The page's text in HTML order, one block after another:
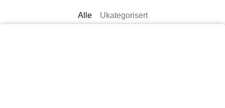
Ukategorisert
Alle